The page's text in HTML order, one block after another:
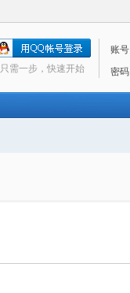
账号
密码
只需一步，快速开始